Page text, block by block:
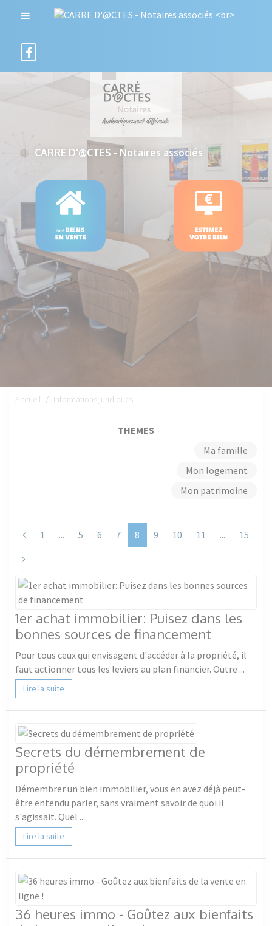
CARRE D'@CTES - Notaires associés
Accueil Informations juridiques
THEMES
Ma famille
Mon logement
Mon patrimoine
Previous
1 ... 5 6 7 8 9 10 11 ...
15
1er achat immobilier: Puisez dans les
bonnes sources de financement
Pour tous ceux qui envisagent d'accéder à la propriété, il
faut actionner tous les leviers au plan financier. Outre ...
Lire la suite
Secrets du démembrement de
propriété
Démembrer un bien immobilier, vous en avez déjà peut-
être entendu parler, sans vraiment savoir de quoi il
s'agissait. Quel ...
Lire la suite
36 heures immo - Goûtez aux bienfaits